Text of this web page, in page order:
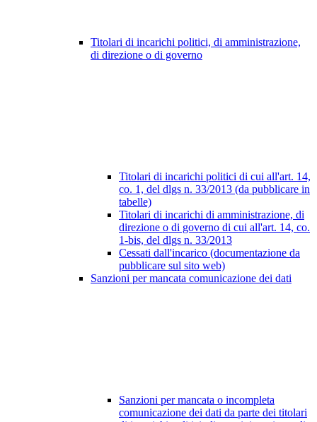
Titolari di incarichi politici, di amministrazione,
di direzione o di governo
Titolari di incarichi politici di cui all'art. 14,
co. 1, del dlgs n. 33/2013 (da pubblicare in
tabelle)
Titolari di incarichi di amministrazione, di
direzione o di governo di cui all'art. 14, co.
1-bis, del dlgs n. 33/2013
Cessati dall'incarico (documentazione da
pubblicare sul sito web)
Sanzioni per mancata comunicazione dei dati
Sanzioni per mancata o incompleta
comunicazione dei dati da parte dei titolari